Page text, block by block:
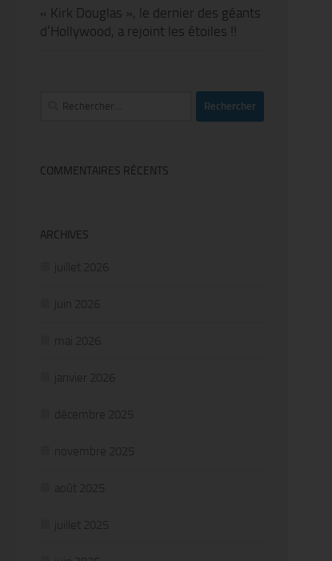
« Kirk Douglas », le dernier des géants
d’Hollywood, a rejoint les étoiles !!
Rechercher :
COMMENTAIRES RÉCENTS
ARCHIVES
juillet 2026
juin 2026
mai 2026
janvier 2026
décembre 2025
novembre 2025
août 2025
juillet 2025